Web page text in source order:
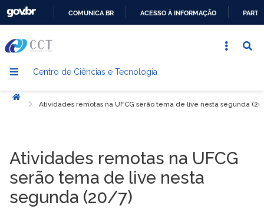
CONTEÚDO
COMUNICA BR ACESSO À INFORMAÇÃO
Centro de Ciências e Tecnologia
Início
Atividades remotas na UFCG serão tema de live nesta segunda
Atividades remotas na UFCG
serão tema de live nesta
segunda (20/7)